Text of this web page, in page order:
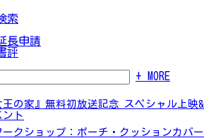
索
長申請
評
+ MORE
王の家』無料初放送記念 スペシャル上映&
ント
ークショップ：ポーチ・クッションカバー